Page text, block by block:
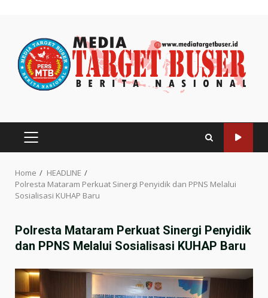
content
PRIMARY
Home
HEADLINE
Polresta Mataram Perkuat Sinergi Penyidik dan PPNS Melalui
Sosialisasi KUHAP Baru
Polresta Mataram Perkuat Sinergi Penyidik
dan PPNS Melalui Sosialisasi KUHAP Baru